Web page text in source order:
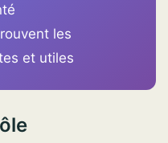
les
et utiles